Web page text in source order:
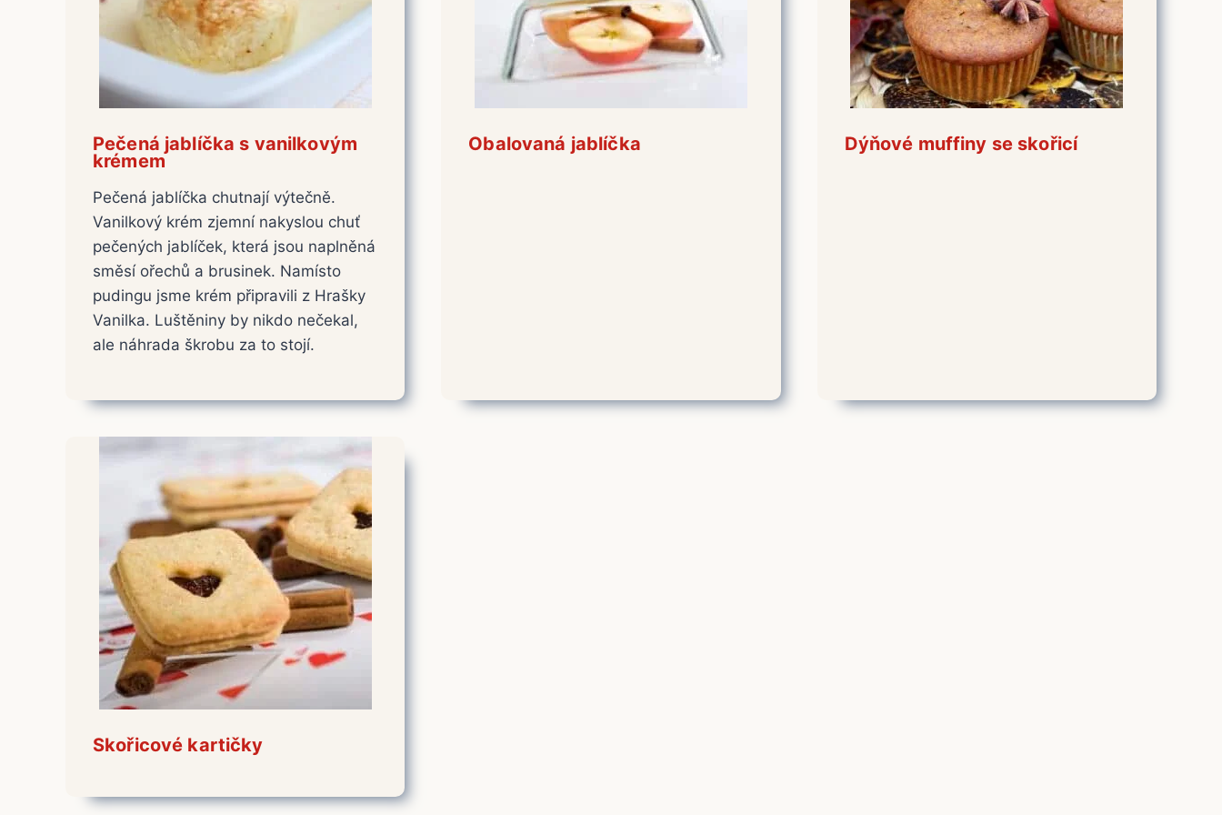
Pečená jablíčka s vanilkovým
krémem
Pečená jablíčka chutnají výtečně.
Vanilkový krém zjemní nakyslou chuť
pečených jablíček, která jsou naplněná
směsí ořechů a brusinek. Namísto
pudingu jsme krém připravili z Hrašky
Vanilka. Luštěniny by nikdo nečekal,
ale náhrada škrobu za to stojí.
Obalovaná jablíčka Dýňové muffiny se skořicí
Skořicové kartičky